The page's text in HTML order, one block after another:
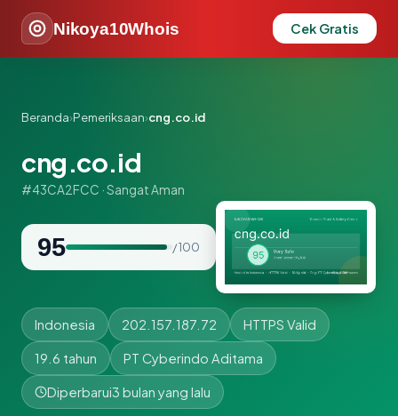
Nikoya10Whois Cek Gratis
Beranda›Pemeriksaan›cng.co.id
cng.co.id
#43CA2FCC · Sangat Aman
95 / 100
Indonesia 202.157.187.72 HTTPS Valid
19.6 tahun PT Cyberindo Aditama
Diperbarui3 bulan yang lalu